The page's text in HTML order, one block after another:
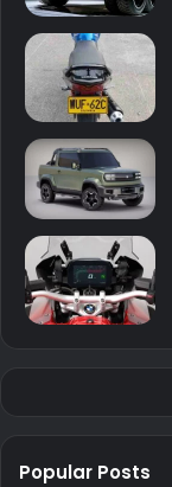
Popular Posts